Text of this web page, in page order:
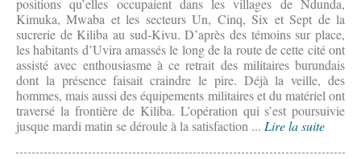
positions qu’elles occupaient dans les villages de Ndunda,
Kimuka, Mwaba et les secteurs Un, Cinq, Six et Sept de la
sucrerie de Kiliba au sud-Kivu. D’après des témoins sur place,
les habitants d’Uvira amassés le long de la route de cette cité ont
assisté avec enthousiasme à ce retrait des militaires burundais
dont la présence faisait craindre le pire. Déjà la veille, des
hommes, mais aussi des équipements militaires et du matériel ont
traversé la frontière de Kiliba. L’opération qui s’est poursuivie
jusque mardi matin se déroule à la satisfaction ... Lire la suite